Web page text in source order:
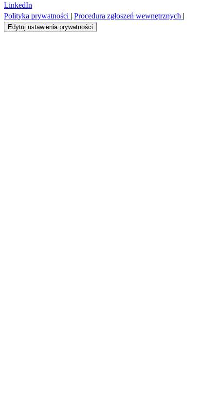
LinkedIn
Polityka prywatności | Procedura zgłoszeń wewnętrznych |
Edytuj ustawienia prywatności